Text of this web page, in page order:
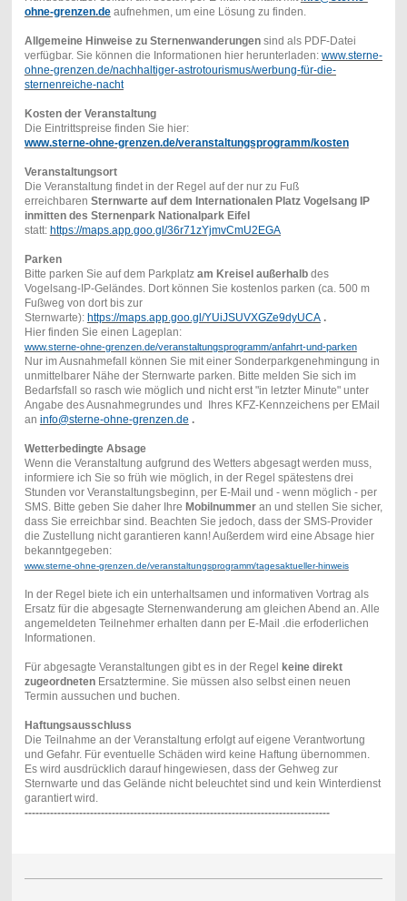
ohne-grenzen.deaufnehmen, um eine Lösung zu finden.
Allgemeine Hinweise zu Sternenwanderungensind als PDF-Datei
verfügbar. Sie können die Informationen hier herunterladen: www.sterne-
ohne-grenzen.de/nachhaltiger-astrotourismus/werbung-für-die-
sternenreiche-nacht
Kosten der Veranstaltung
Die Eintrittspreise finden Sie hier:
www.sterne-ohne-grenzen.de/veranstaltungsprogramm/kosten
Veranstaltungsort
Die Veranstaltung findet in der Regel auf der nur zu Fuß
erreichbaren Sternwarte auf dem Internationalen Platz Vogelsang IP
inmitten des Sternenpark Nationalpark Eifel
statt: https://maps.app.goo.gl/36r71zYjmvCmU2EGA
Parken
Bitte parken Sie auf dem Parkplatz am Kreisel außerhalbdes
Vogelsang-IP-Geländes. Dort können Sie kostenlos parken (ca. 500 m
Fußweg von dort bis zur
Sternwarte): https://maps.app.goo.gl/YUiJSUVXGZe9dyUCA.
Hier finden Sie einen Lageplan:
www.sterne-ohne-grenzen.de/veranstaltungsprogramm/anfahrt-und-parken
Nur im Ausnahmefall können Sie mit einer Sonderparkgenehmingung in
unmittelbarer Nähe der Sternwarte parken. Bitte melden Sie sich im
Bedarfsfall so rasch wie möglich und nicht erst "in letzter Minute" unter
Angabe des Ausnahmegrundes und Ihres KFZ-Kennzeichens per EMail
an info@sterne-ohne-grenzen.de .
Wetterbedingte Absage
Wenn die Veranstaltung aufgrund des Wetters abgesagt werden muss,
informiere ich Sie so früh wie möglich, in der Regel spätestens drei
Stunden vor Veranstaltungsbeginn, per E-Mail und - wenn möglich - per
SMS. Bitte geben Sie daher Ihre Mobilnummeran und stellen Sie sicher,
dass Sie erreichbar sind. Beachten Sie jedoch, dass der SMS-Provider
die Zustellung nicht garantieren kann! Außerdem wird eine Absage hier
bekanntgegeben:
www.sterne-ohne-grenzen.de/veranstaltungsprogramm/tagesaktueller-hinweis
In der Regel biete ich ein unterhaltsamen und informativen Vortrag als
Ersatz für die abgesagte Sternenwanderung am gleichen Abend an. Alle
angemeldeten Teilnehmer erhalten dann per E-Mail .die erfoderlichen
Informationen.
Für abgesagte Veranstaltungen gibt es in der Regel keine direkt
zugeordnetenErsatztermine. Sie müssen also selbst einen neuen
Termin aussuchen und buchen.
Haftungsausschluss
Die Teilnahme an der Veranstaltung erfolgt auf eigene Verantwortung
und Gefahr. Für eventuelle Schäden wird keine Haftung übernommen.
Es wird ausdrücklich darauf hingewiesen, dass der Gehweg zur
Sternwarte und das Gelände nicht beleuchtet sind und kein Winterdienst
garantiert wird.
------------------------------------------------------------------------------------